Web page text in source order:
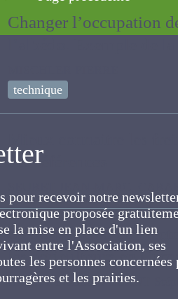
Changer l’occupation
à l’albédo. Exemple
technique
Mieux connaitre les
des références
Stations météo
par les agriculteurs en
HARDY Florine, VOLANT
pour recevoir notre
proposée
l'AFPF vise la mise en
et vivant entre
membres et toutes les
par les cultures
les prairies.